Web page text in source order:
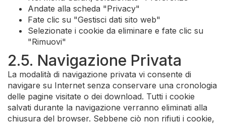
Andate alla scheda "Privacy"
Fate clic su "Gestisci dati sito web"
Selezionate i cookie da eliminare e fate clic su
"Rimuovi"
2.5. Navigazione Privata
La modalità di navigazione privata vi consente di
navigare su Internet senza conservare una cronologia
delle pagine visitate o dei download. Tutti i cookie
salvati durante la navigazione verranno eliminati alla
chiusura del browser. Sebbene ciò non rifiuti i cookie,